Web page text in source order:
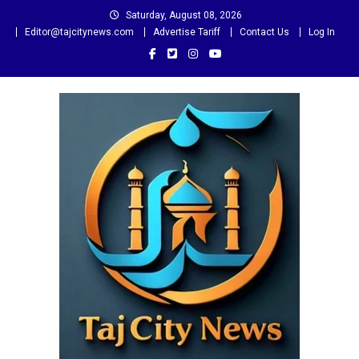
Saturday, August 08, 2026
Editor@tajcitynews.com
Advertise Tariff Contact Us Log In